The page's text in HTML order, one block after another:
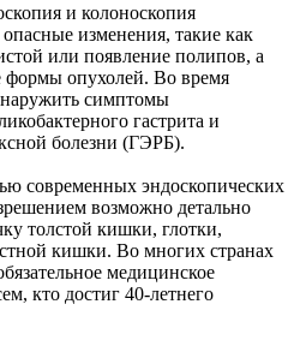
и колоноскопия
изменения, такие как
или появление полипов, а
формы опухолей. Во время
симптомы
гастрита и
болезни (ГЭРБ).
современных эндоскопических
возможно детально
толстой кишки, глотки,
кишки. Во многих странах
медицинское
кто достиг 40-летнего